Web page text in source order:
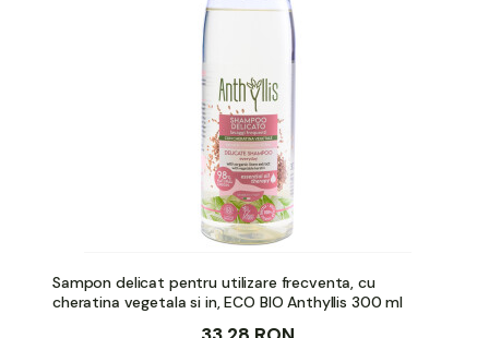
Sampon delicat pentru utilizare frecventa, cu
cheratina vegetala si in, ECO BIO Anthyllis 300 ml